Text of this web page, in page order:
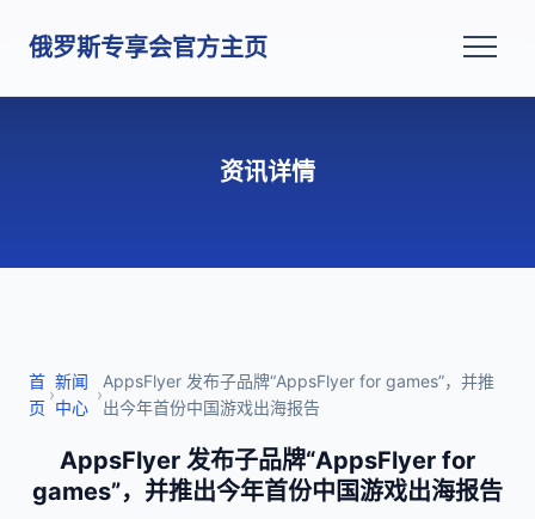
俄罗斯专享会官方主页
资讯详情
首
页
›
新闻
中心
›
AppsFlyer 发布子品牌“AppsFlyer for games”，并推
出今年首份中国游戏出海报告
AppsFlyer 发布子品牌“AppsFlyer for
games”，并推出今年首份中国游戏出海报告